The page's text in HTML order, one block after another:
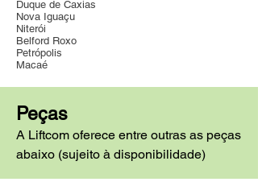
Duque de Caxias
Nova Iguaçu
Niterói
Belford Roxo
Petrópolis
Macaé
Peças
A Liftcom oferece entre outras as peças
abaixo (sujeito à disponibilidade)